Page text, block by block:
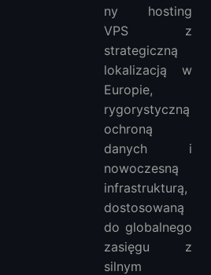
ny hosting
VPS z
strategiczną
lokalizacją w
Europie,
rygorystyczną
ochroną
danych i
nowoczesną
infrastrukturą,
dostosowaną
do globalnego
zasięgu z
silnym